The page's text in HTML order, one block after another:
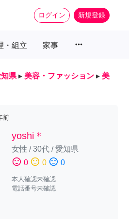
ログイン 新規登録
・組立 家事 more_horiz
県 ▸ 美容・ファッション ▸ 美
前
yoshi＊
女性 /30代/愛知県
sentiment_satisfied 0 sentiment_neutral 0 sentiment_dissatisfied 0
本人確認未確認
電話番号未確認